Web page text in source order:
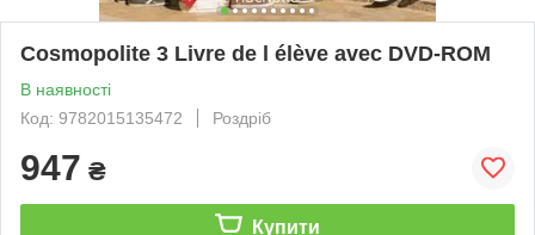
Cosmopolite 3 Livre de l élève avec DVD-ROM
В наявності
Код: 9782015135472
Роздріб
947 ₴
Купити